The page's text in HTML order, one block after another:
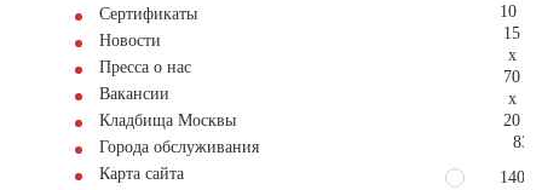
Сертификаты
Новости
Пресса о нас
Вакансии
Кладбища Москвы
Города обслуживания
Карта сайта
10
15
x
70
x
20
140